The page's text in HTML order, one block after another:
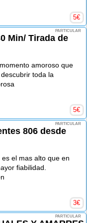
5€
PARTICULAR
Min/ Tirada de
amoroso que
toda la
5€
PARTICULAR
806 desde
el mas alto que en
fiabilidad.
3€
PARTICULAR